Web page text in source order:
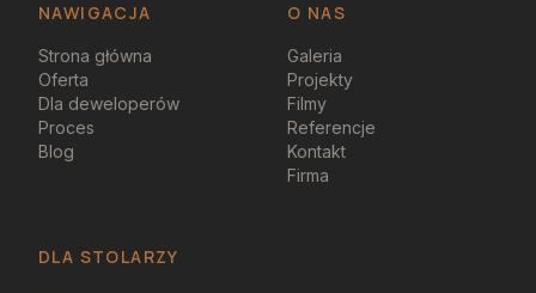
NAWIGACJA O NAS
Strona główna
Oferta
Dla deweloperów
Proces
Blog
Galeria
Projekty
Filmy
Referencje
Kontakt
Firma
DLA STOLARZY